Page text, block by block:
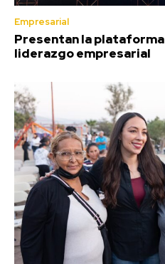
Empresarial
Presentan la plataforma
liderazgo empresarial